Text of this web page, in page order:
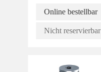
Online bestellbar
Nicht reservierbar